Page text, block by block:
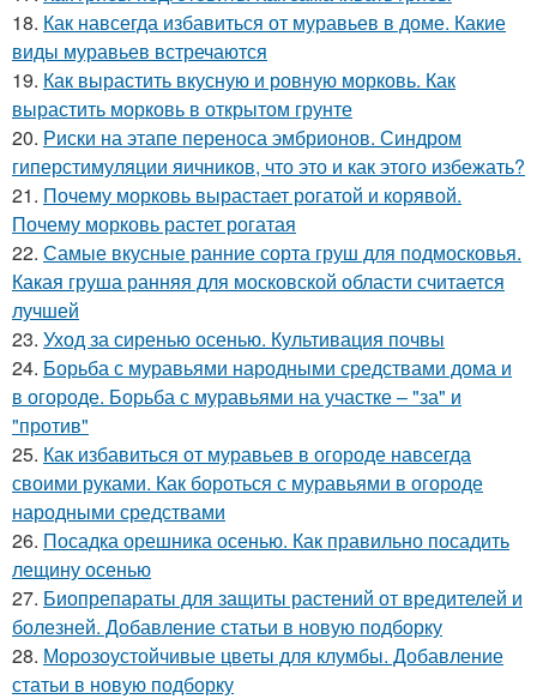
18. Как навсегда избавиться от муравьев в доме. Какие
виды муравьев встречаются
19. Как вырастить вкусную и ровную морковь. Как
вырастить морковь в открытом грунте
20. Риски на этапе переноса эмбрионов. Синдром
гиперстимуляции яичников, что это и как этого избежать?
21. Почему морковь вырастает рогатой и корявой.
Почему морковь растет рогатая
22. Самые вкусные ранние сорта груш для подмосковья.
Какая груша ранняя для московской области считается
лучшей
23. Уход за сиренью осенью. Культивация почвы
24. Борьба с муравьями народными средствами дома и
в огороде. Борьба с муравьями на участке – "за" и
"против"
25. Как избавиться от муравьев в огороде навсегда
своими руками. Как бороться с муравьями в огороде
народными средствами
26. Посадка орешника осенью. Как правильно посадить
лещину осенью
27. Биопрепараты для защиты растений от вредителей и
болезней. Добавление статьи в новую подборку
28. Морозоустойчивые цветы для клумбы. Добавление
статьи в новую подборку